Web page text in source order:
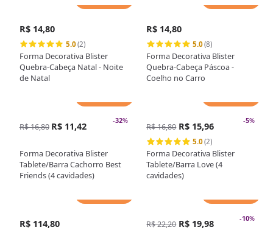
R$ 14,80
5.0(2)
Forma Decorativa Blister
Quebra-Cabeça Natal - Noite
de Natal
R$ 14,80
5.0(8)
Forma Decorativa Blister
Quebra-Cabeça Páscoa -
Coelho no Carro
-32%
R$ 16,80 R$ 11,42
Forma Decorativa Blister
Tablete/Barra Cachorro Best
Friends (4 cavidades)
-5%
R$ 16,80 R$ 15,96
5.0(2)
Forma Decorativa Blister
Tablete/Barra Love (4
cavidades)
R$ 114,80 -10%
R$ 22,20 R$ 19,98